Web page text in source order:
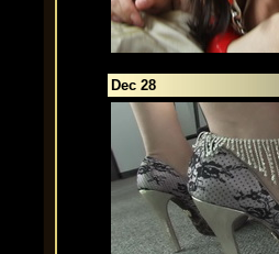
Dec 28